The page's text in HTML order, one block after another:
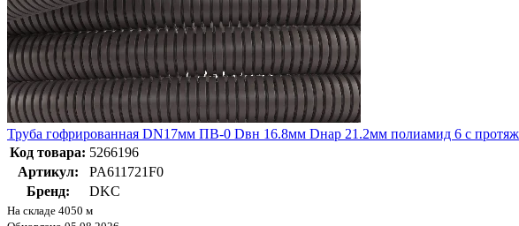
Труба гофрированная DN17мм ПВ-0 Dвн 16.8мм Dнар 21.2мм полиамид 6 с
Код товара: 5266196
Артикул:
PA611721F0
Бренд:
DKC
На складе 4050 м